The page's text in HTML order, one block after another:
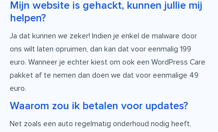
Mijn website is gehackt, kunnen jullie mij
helpen?
Ja dat kunnen we zeker! Indien je enkel de malware door
ons wilt laten opruimen, dan kan dat voor eenmalig 199
euro. Wanneer je echter kiest om ook een WordPress Care
pakket af te nemen dan doen we dat voor eenmalige 49
euro.
Waarom zou ik betalen voor updates?
Net zoals een auto regelmatig onderhoud nodig heeft,